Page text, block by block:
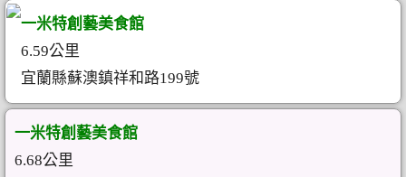
一米特創藝美食館
6.59公里
宜蘭縣蘇澳鎮祥和路199號
一米特創藝美食館
6.68公里